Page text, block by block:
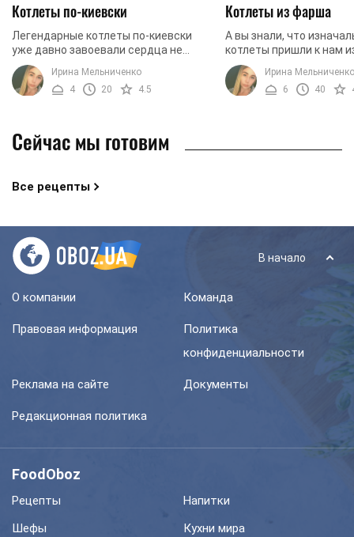
Котлеты по-киевски
Легендарные котлеты по-киевски
уже давно завоевали сердца не
только украинцев, но и людей других
национальностей. И это не
удивительно. Сочное, ...
Ирина Мельниченко
4
20 4.5
Котлеты из фарша
А вы знали, что
котлеты пришли к нам
выглядели как кусок
реберной кости? Но со
изменялись по ...
Ирина Мельниченко
6
40
Сейчас мы готовим
Все рецепты
В начало
О компании Команда
Правовая информация
Политика
конфиденциальности
Реклама на сайте Документы
Редакционная политика
FoodOboz
Рецепты
Напитки
Шефы
Кухни мира